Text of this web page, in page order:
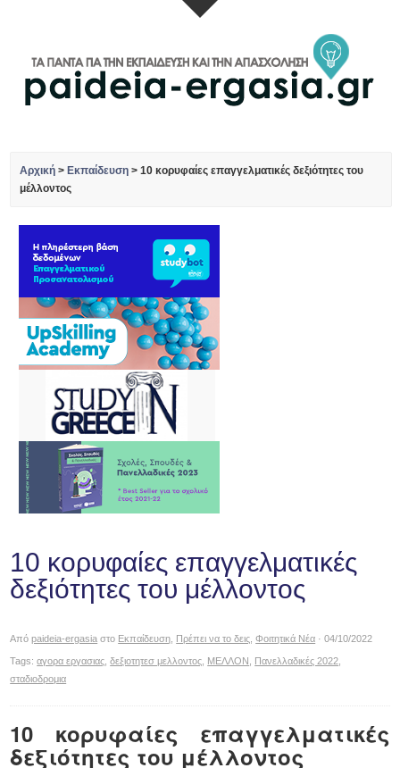
Αρχική > Εκπαίδευση >10 κορυφαίες επαγγελματικές δεξιότητες του
μέλλοντος
10 κορυφαίες επαγγελματικές
δεξιότητες του μέλλοντος
Απόpaideia-ergasia στο Εκπαίδευση Πρέπει να το δεις ,Φοιτητικά Νέα · 04/10/2022
Tags:αγορα εργασιας ,δεξιοτητεσ μελλοντος ΜΕΛΛΟΝ Πανελλαδικές 2022
σταδιοδρομια
10 κορυφαίες επαγγελματικές
δεξιότητες του μέλλοντος